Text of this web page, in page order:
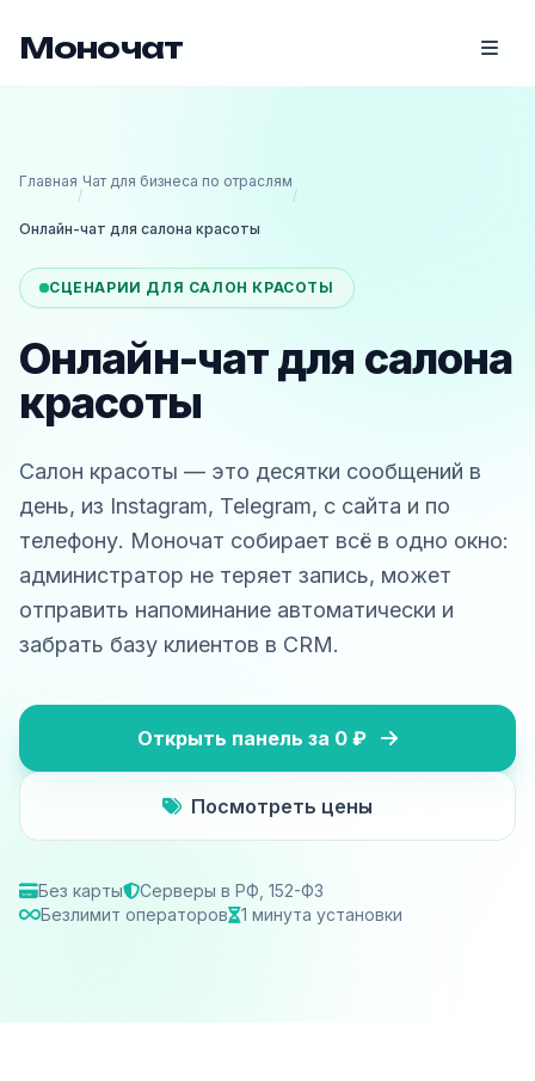
Моночат
Главная
/
Чат для бизнеса по отраслям
/
Онлайн-чат для салона красоты
СЦЕНАРИИ ДЛЯ САЛОН КРАСОТЫ
Онлайн-чат для салона
красоты
Салон красоты — это десятки сообщений в
день, из Instagram, Telegram, с сайта и по
телефону. Моночат собирает всё в одно окно:
администратор не теряет запись, может
отправить напоминание автоматически и
забрать базу клиентов в CRM.
Открыть панель за 0 ₽
Посмотреть цены
Без карты
Серверы в РФ, 152-ФЗ
Безлимит операторов
1 минута установки